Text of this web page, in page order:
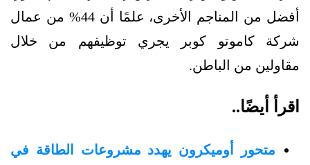
أفضل من المناجم الأخرى، علمًا أن 44% من عمال
شركة كاموتو كوبر يجري توظيفهم من خلال
مقاولين من الباطن.
اقرأ أيضًا..
متحور أوميكرون يهدد مشروعات الطاقة في